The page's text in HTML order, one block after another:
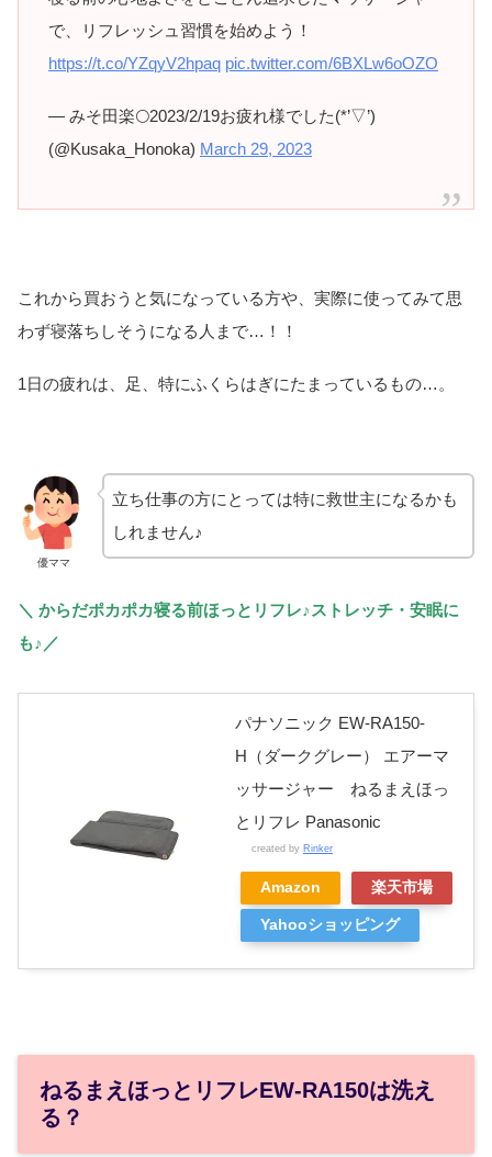
で、リフレッシュ習慣を始めよう！
https://t.co/YZqyV2hpaq pic.twitter.com/6BXLw6oOZO
— ︎みそ田楽🌕2023/2/19お疲れ様でした(*’▽’)
(@Kusaka_Honoka) March 29, 2023
これから買おうと気になっている方や、実際に使ってみて思
わず寝落ちしそうになる人まで…！！
1日の疲れは、足、特にふくらはぎにたまっているもの…。
優ママ
立ち仕事の方にとっては特に救世主になるかも
しれません♪
＼ からだポカポカ寝る前ほっとリフレ♪ストレッチ・安眠に
も♪／
パナソニック EW-RA150-
H（ダークグレー） エアーマ
ッサージャー ねるまえほっ
とリフレ Panasonic
created by Rinker
Amazon 楽天市場
Yahooショッピング
ねるまえほっとリフレEW-RA150は洗え
る？